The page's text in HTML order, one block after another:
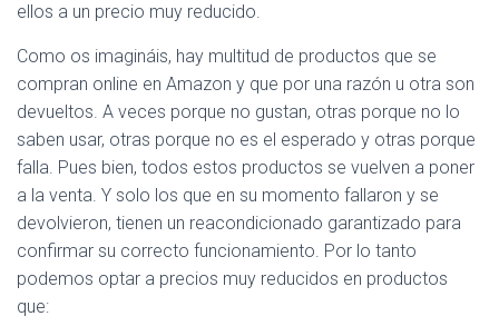
ellos a un precio muy reducido.
Como os imagináis, hay multitud de productos que se
compran online en Amazon y que por una razón u otra son
devueltos. A veces porque no gustan, otras porque no lo
saben usar, otras porque no es el esperado y otras porque
falla. Pues bien, todos estos productos se vuelven a poner
a la venta. Y solo los que en su momento fallaron y se
devolvieron, tienen un reacondicionado garantizado para
confirmar su correcto funcionamiento. Por lo tanto
podemos optar a precios muy reducidos en productos
que: